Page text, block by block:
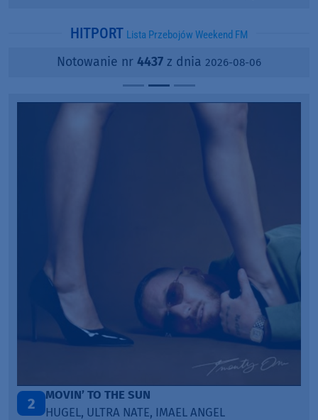
HITPORT Lista Przebojów Weekend FM
Notowanie nr 4437 z dnia 2026-08-06
3
ITEPE ITEDE
SANAH